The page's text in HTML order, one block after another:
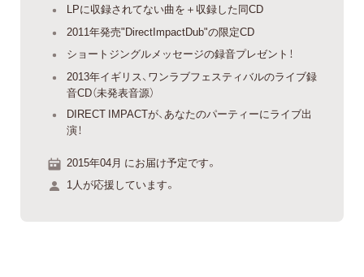
LPに収録されてない曲を＋収録した同CD
2011年発売"DirectImpactDub"の限定CD
ショートジングルメッセージの録音プレゼント！
2013年イギリス、ワンラブフェスティバルのライブ録
音CD（未発表音源）
DIRECT IMPACTが、あなたのパーティーにライブ出
演！
2015年04月 にお届け予定です。
1人が応援しています。